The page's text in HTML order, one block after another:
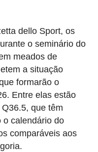
dello Sport, os
o seminário do
meados de
a situação
formarão o
Entre elas estão
que têm
o calendário do
comparáveis aos